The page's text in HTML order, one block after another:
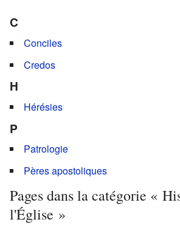
C
Conciles
Credos
H
Hérésies
P
Patrologie
Pères apostoliques
Pages dans la catégorie «
l'Église »